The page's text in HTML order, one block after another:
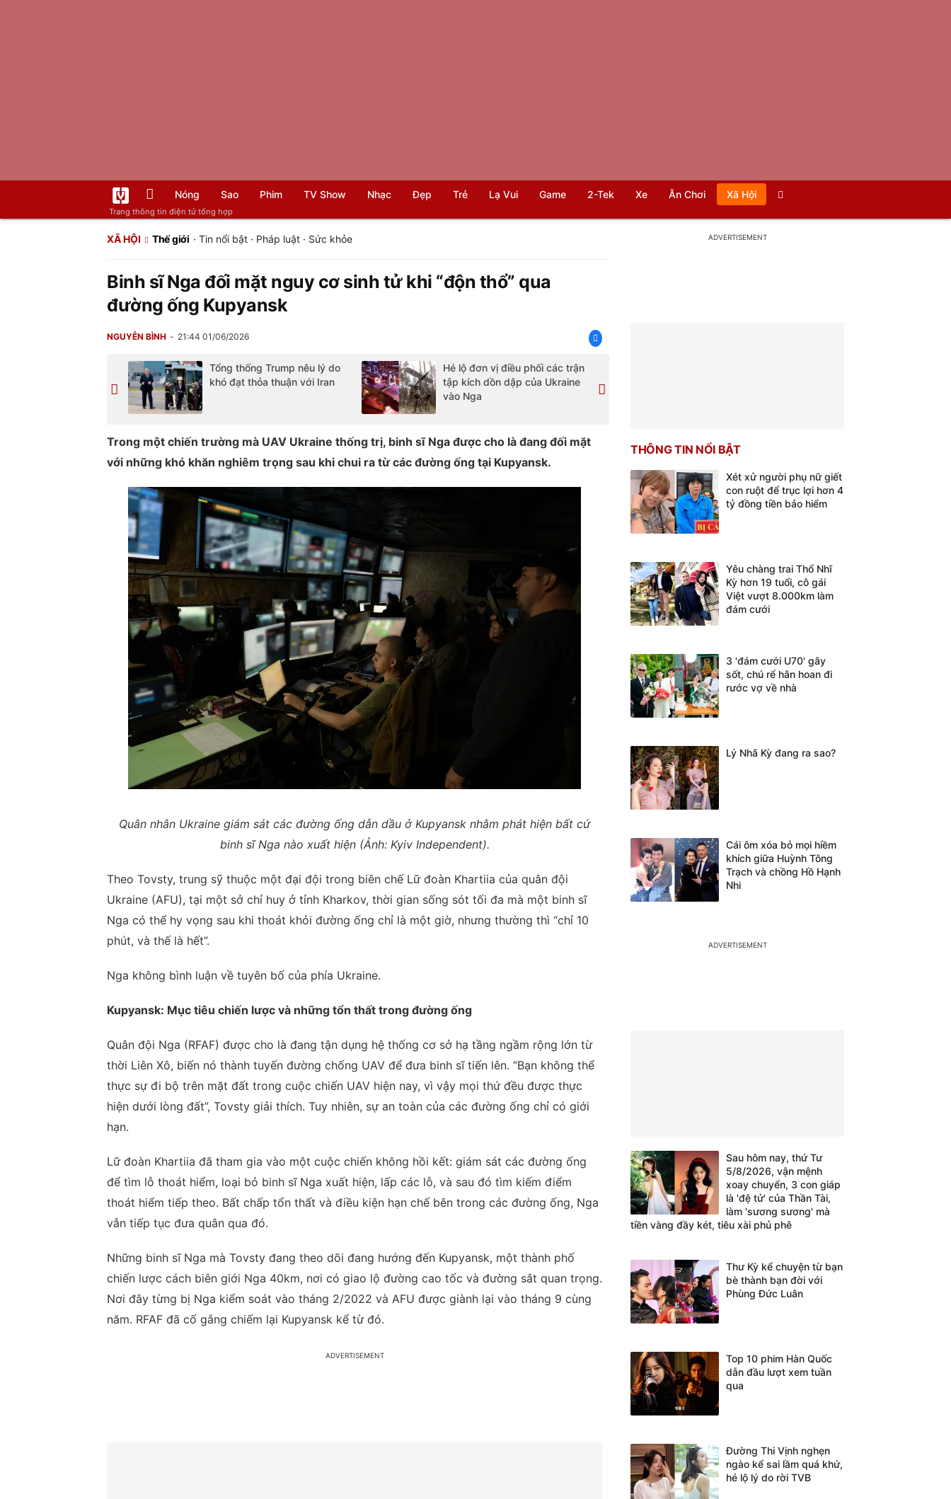
Trang thông tin điện tử tổng hợp
Nóng Sao Phim TV Show Nhạc Đẹp Trẻ Lạ Vui Game 2-Tek Xe Ăn Chơi Xã Hội
XÃ HỘI Thế giới · Tin nổi bật· Pháp luật· Sức khỏe
Binh sĩ Nga đối mặt nguy cơ sinh tử khi “độn thổ” qua
đường ống Kupyansk
NGUYỄN BÌNH 21:44 01/06/2026
Tổng thống Trump nêu lý do
khó đạt thỏa thuận với Iran
Hé lộ đơn vị điều phối các trận
tập kích dồn dập của Ukraine
vào Nga
Trong một chiến trường mà UAV Ukraine thống trị, binh sĩ Nga được cho là đang đối mặt
với những khó khăn nghiêm trọng sau khi chui ra từ các đường ống tại Kupyansk.
Quân nhân Ukraine giám sát các đường ống dẫn dầu ở Kupyansk nhằm phát hiện bất cứ
binh sĩ Nga nào xuất hiện (Ảnh: Kyiv Independent).
Theo Tovsty, trung sỹ thuộc một đại đội trong biên chế Lữ đoàn Khartiia của quân đội
Ukraine (AFU), tại một sở chỉ huy ở tỉnh Kharkov, thời gian sống sót tối đa mà một binh sĩ
Nga có thể hy vọng sau khi thoát khỏi đường ống chỉ là một giờ, nhưng thường thì “chỉ 10
phút, và thế là hết”.
Nga không bình luận về tuyên bố của phía Ukraine.
Kupyansk: Mục tiêu chiến lược và những tổn thất trong đường ống
Quân đội Nga (RFAF) được cho là đang tận dụng hệ thống cơ sở hạ tầng ngầm rộng lớn từ
thời Liên Xô, biến nó thành tuyến đường chống UAV để đưa binh sĩ tiến lên. “Bạn không thể
thực sự đi bộ trên mặt đất trong cuộc chiến UAV hiện nay, vì vậy mọi thứ đều được thực
hiện dưới lòng đất”, Tovsty giải thích. Tuy nhiên, sự an toàn của các đường ống chỉ có giới
hạn.
Lữ đoàn Khartiia đã tham gia vào một cuộc chiến không hồi kết: giám sát các đường ống
để tìm lỗ thoát hiểm, loại bỏ binh sĩ Nga xuất hiện, lấp các lỗ, và sau đó tìm kiếm điểm
thoát hiểm tiếp theo. Bất chấp tổn thất và điều kiện hạn chế bên trong các đường ống, Nga
vẫn tiếp tục đưa quân qua đó.
Những binh sĩ Nga mà Tovsty đang theo dõi đang hướng đến Kupyansk, một thành phố
chiến lược cách biên giới Nga 40km, nơi có giao lộ đường cao tốc và đường sắt quan trọng.
Nơi đây từng bị Nga kiểm soát vào tháng 2/2022 và AFU được giành lại vào tháng 9 cùng
năm. RFAF đã cố gắng chiếm lại Kupyansk kể từ đó.
THÔNG TIN NỔI BẬT
Xét xử người phụ nữ giết
con ruột để trục lợi hơn 4
tỷ đồng tiền bảo hiểm
Yêu chàng trai Thổ Nhĩ
Kỳ hơn 19 tuổi, cô gái
Việt vượt 8.000km làm
đám cưới
3 'đám cưới U70' gây
sốt, chú rể hân hoan đi
rước vợ về nhà
Lý Nhã Kỳ đang ra sao?
Cái ôm xóa bỏ mọi hiềm
khích giữa Huỳnh Tông
Trạch và chồng Hồ Hạnh
Nhi
Sau hôm nay, thứ Tư
5/8/2026, vận mệnh
xoay chuyển, 3 con giáp
là 'đệ tử' của Thần Tài,
làm 'sương sương' mà
tiền vàng đầy két, tiêu xài phủ phê
Thư Kỳ kể chuyện từ bạn
bè thành bạn đời với
Phùng Đức Luân
Top 10 phim Hàn Quốc
dẫn đầu lượt xem tuần
qua
Đường Thi Vịnh nghẹn
ngào kể sai lầm quá khứ,
hé lộ lý do rời TVB